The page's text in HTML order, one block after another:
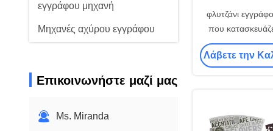
εγγράφου μηχανή
Μηχανές αχύρου εγγράφου
Μηχανή καπακιών
Πρώτη ύλη φλυτζανιών
Επικοινωνήστε μαζί μας
Ms. Miranda
φλυτζάνι
που
έγγραφο pe
κοιλάνει
Λάβετε την